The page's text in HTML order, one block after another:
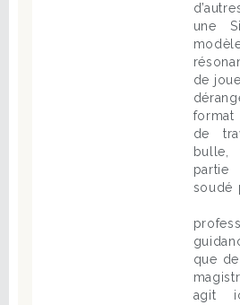
une
de
format
de
bulle,
soudé
Le
que
agit